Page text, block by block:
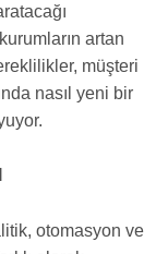
artan
müşteri
nasıl yeni bir
otomasyon ve